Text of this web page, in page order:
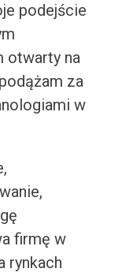
podejście
otwarty na
za
w
firmę w
rynkach